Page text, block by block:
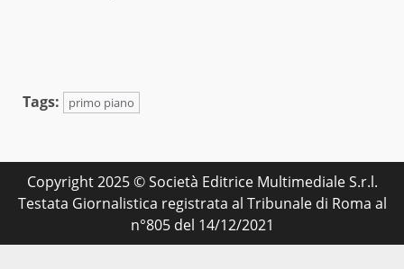
Tags: primo piano
Copyright 2025 © Società Editrice Multimediale S.r.l.
Testata Giornalistica registrata al Tribunale di Roma al
n°805 del 14/12/2021